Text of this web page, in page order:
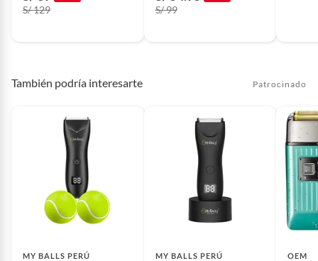
S/ 129 S/ 99
También podría interesarte Patrocinado
MY BALLS PERÚ MY BALLS PERÚ OEM